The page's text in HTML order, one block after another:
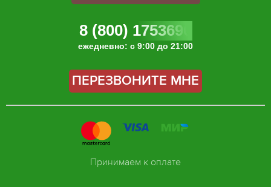
8 (800) 1753696
ежедневно: с 9:00 до 21:00
ПЕРЕЗВОНИТЕ МНЕ
Принимаем к оплате